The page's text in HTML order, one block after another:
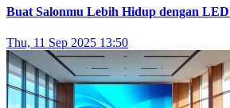
Buat Salonmu Lebih Hidup dengan
Thu, 11 Sep 2025 13:50